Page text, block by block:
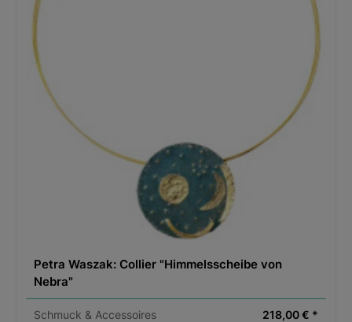
Petra Waszak: Collier "Himmelsscheibe von
Nebra"
Schmuck & Accessoires 218,00 € *